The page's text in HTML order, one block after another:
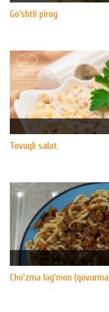
Go‘shtli pirog
Tovuqli salat
Cho'zma lag'mon